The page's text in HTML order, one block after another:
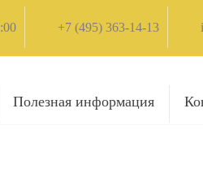
+7 (495) 363-14-13
Полезная информация